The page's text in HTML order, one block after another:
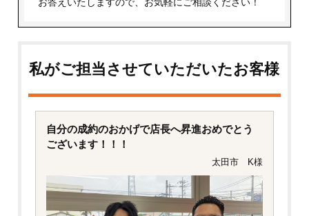
お答えいたしますので、お気軽にご相談ください！
私がご担当させていただいたお客様
自分の成約のおかげで店長へ昇進おめでとう
ございます！！！
太田市 K様